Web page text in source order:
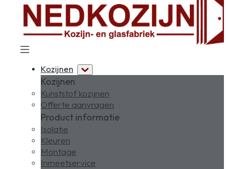
Kozijnen
Kozijnen
Kunststof kozijnen
Offerte aanvragen
Product informatie
Isolatie
Kleuren
Montage
Inmeetservice